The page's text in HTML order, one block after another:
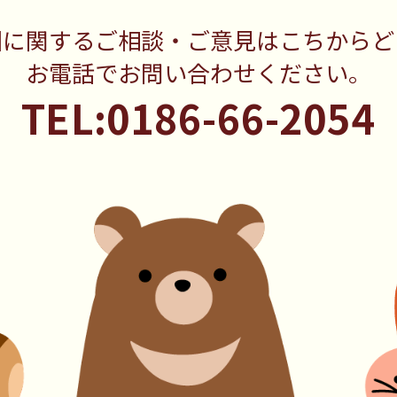
関するご相談・ご意見はこちから
お電話でお問い合わせください。
TEL:0186-66-2054